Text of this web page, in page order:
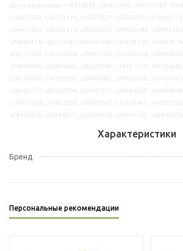
Характеристики
Бренд
Персональные рекомендации